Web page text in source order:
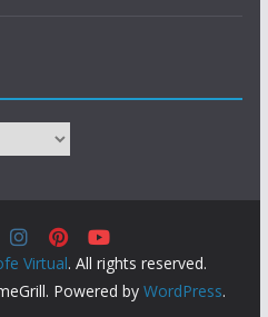
Virtual. All rights reserved.
Powered by WordPress.